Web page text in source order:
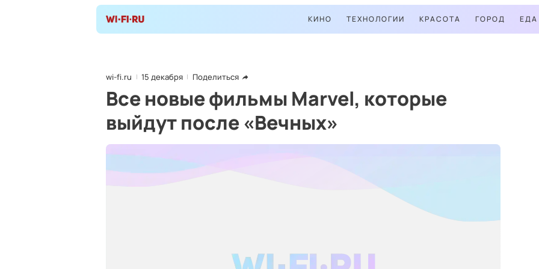
КИНО ТЕХНОЛОГИИ КРАСОТА ГОРОД ЕДА
wi-fi.ru 15 декабря Поделиться
Все новые фильмы Marvel, которые
выйдут после «Вечных»